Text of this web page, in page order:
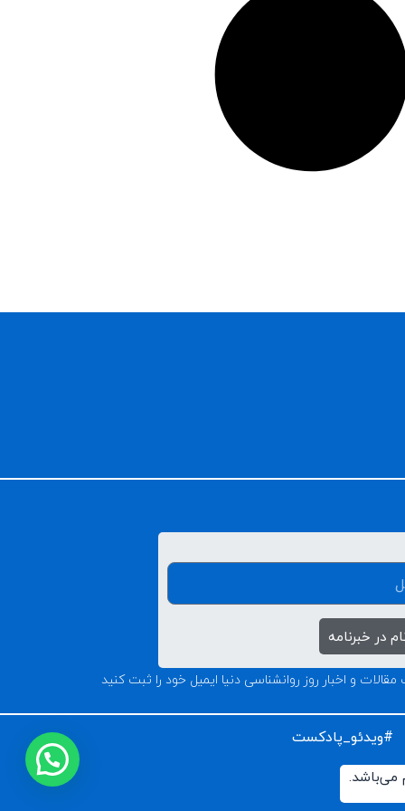
در خبرنامه
مقالات و اخبار روز روانشناسی دنیا ایمیل خود را ثبت کنید
می‌باشد.